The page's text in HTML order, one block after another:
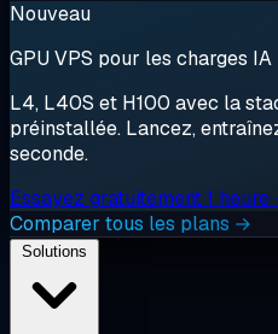
Nouveau
GPU VPS pour les charges IA
L4, L40S et H100 avec la
préinstallée. Lancez,
seconde.
Essayez gratuitement 1 heure
Comparer tous les plans →